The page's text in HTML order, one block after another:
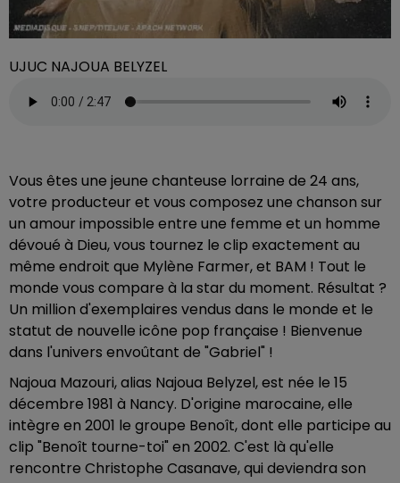
UJUC NAJOUA BELYZEL
Vous êtes une jeune chanteuse lorraine de 24 ans,
votre producteur et vous composez une chanson sur
un amour impossible entre une femme et un homme
dévoué à Dieu, vous tournez le clip exactement au
même endroit que Mylène Farmer, et BAM ! Tout le
monde vous compare à la star du moment. Résultat ?
Un million d'exemplaires vendus dans le monde et le
statut de nouvelle icône pop française ! Bienvenue
dans l'univers envoûtant de "Gabriel" !
Najoua Mazouri, alias Najoua Belyzel, est née le 15
décembre 1981 à Nancy. D'origine marocaine, elle
intègre en 2001 le groupe Benoît, dont elle participe au
clip "Benoît tourne-toi" en 2002. C'est là qu'elle
rencontre Christophe Casanave, qui deviendra son